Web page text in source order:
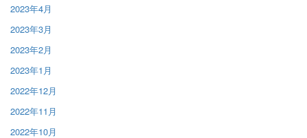
2023年4月
2023年3月
2023年2月
2023年1月
2022年12月
2022年11月
2022年10月